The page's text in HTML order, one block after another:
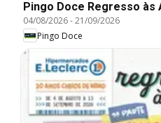
Pingo Doce Regresso às
04/08/2026-21/09/2026
Pingo Doce